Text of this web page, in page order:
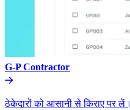
G-P Contractor​​
ठेकेदारों को आसानी से किराए पर लें।​​